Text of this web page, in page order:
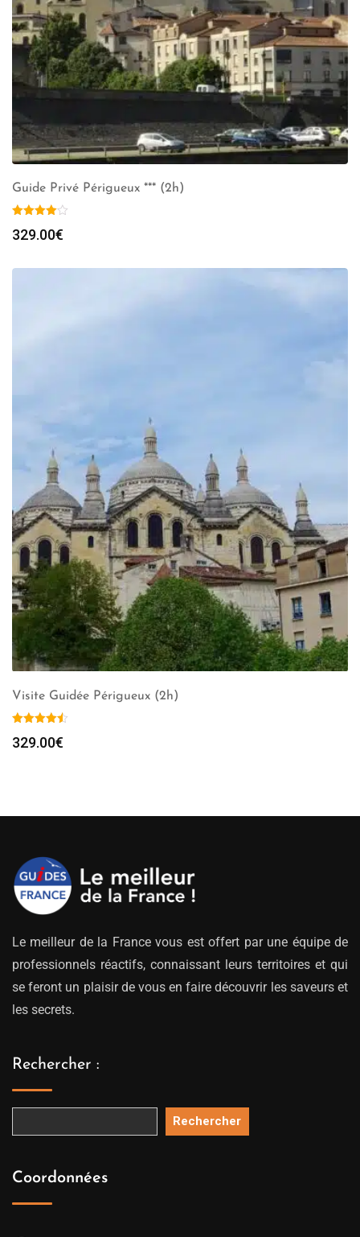
Guide Privé Périgueux *** (2h)
329.00€
Visite Guidée Périgueux (2h)
329.00€
Le meilleur de la France vous est offert par une équipe de
professionnels réactifs, connaissant leurs territoires et qui
se feront un plaisir de vous en faire découvrir les saveurs et
les secrets.
Rechercher :
Rechercher
Coordonnées